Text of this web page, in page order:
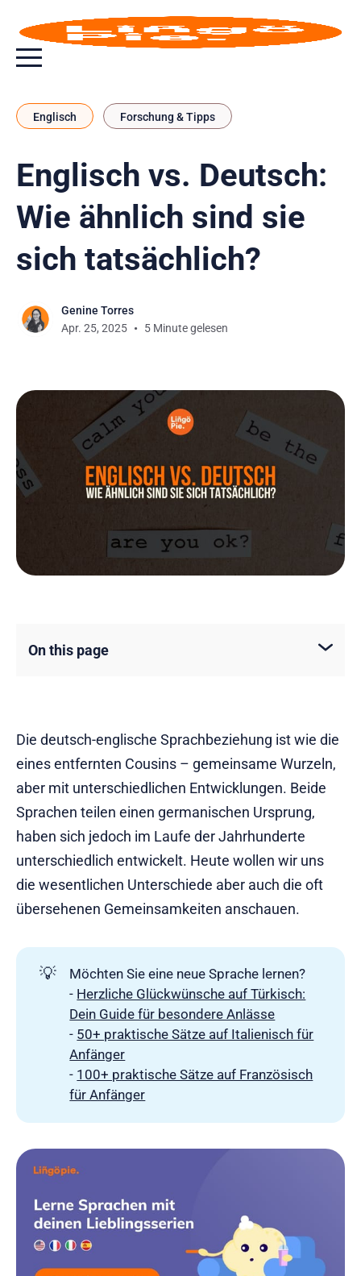
Menu toggle button
Englisch Forschung & Tipps
Englisch vs. Deutsch:
Wie ähnlich sind sie
sich tatsächlich?
Genine Torres
Apr. 25, 2025
5 Minute gelesen
On this page
Die deutsch-englische Sprachbeziehung ist wie die
eines entfernten Cousins – gemeinsame Wurzeln,
aber mit unterschiedlichen Entwicklungen. Beide
Sprachen teilen einen germanischen Ursprung,
haben sich jedoch im Laufe der Jahrhunderte
unterschiedlich entwickelt. Heute wollen wir uns
die wesentlichen Unterschiede aber auch die oft
übersehenen Gemeinsamkeiten anschauen.
💡
Möchten Sie eine neue Sprache lernen?
- Herzliche Glückwünsche auf Türkisch:
Dein Guide für besondere Anlässe
- 50+ praktische Sätze auf Italienisch für
Anfänger
- 100+ praktische Sätze auf Französisch
für Anfänger